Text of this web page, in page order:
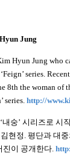
Jung
Hyun Jung who
series.
8th the woman of
series. http://
내숭’ 시리즈로 시
현정. 평단과 대
진이 공개한다.